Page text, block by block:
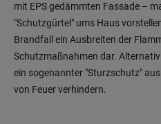
mit EPS gedämmten Fassade –
"Schutzgürtel" ums Haus
Brandfall ein Ausbreiten der
Schutzmaßnahmen dar.
ein sogenannter "Sturzschutz"
von Feuer verhindern.